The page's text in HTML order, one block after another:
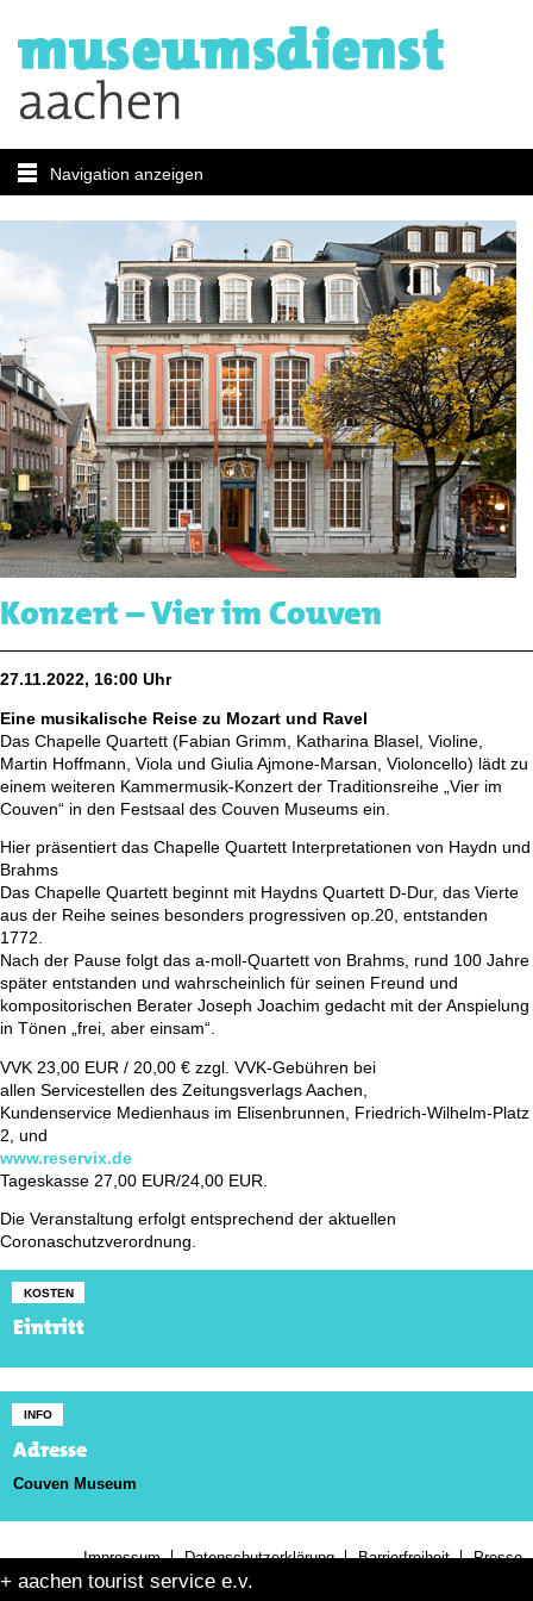
Navigation anzeigen
Konzert – Vier im Couven
27.11.2022, 16:00 Uhr
Eine musikalische Reise zu Mozart und Ravel
Das Chapelle Quartett (Fabian Grimm, Katharina Blasel, Violine,
Martin Hoffmann, Viola und Giulia Ajmone-Marsan, Violoncello) lädt zu
einem weiteren Kammermusik-Konzert der Traditionsreihe „Vier im
Couven“ in den Festsaal des Couven Museums ein.
Hier präsentiert das Chapelle Quartett Interpretationen von Haydn und
Brahms
Das Chapelle Quartett beginnt mit Haydns Quartett D-Dur, das Vierte
aus der Reihe seines besonders progressiven op.20, entstanden
1772.
Nach der Pause folgt das a-moll-Quartett von Brahms, rund 100 Jahre
später entstanden und wahrscheinlich für seinen Freund und
kompositorischen Berater Joseph Joachim gedacht mit der Anspielung
in Tönen „frei, aber einsam“.
VVK 23,00 EUR / 20,00 € zzgl. VVK-Gebühren bei
allen Servicestellen des Zeitungsverlags Aachen,
Kundenservice Medienhaus im Elisenbrunnen, Friedrich-Wilhelm-Platz
2, und
www.reservix.de
Tageskasse 27,00 EUR/24,00 EUR.
Die Veranstaltung erfolgt entsprechend der aktuellen
Coronaschutzverordnung.
KOSTEN
Eintritt
INFO
Adresse
Couven Museum
Impressum Datenschutzerklärung Barrierfreiheit Presse
+ aachen tourist service e.v.